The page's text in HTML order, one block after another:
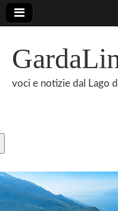
voci e notizie dal Lago